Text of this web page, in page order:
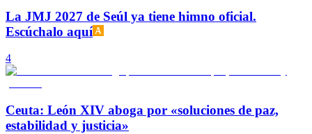
La JMJ 2027 de Seúl ya tiene himno oficial.
Escúchalo aquí
4
Ceuta: León XIV aboga por «soluciones de paz,
estabilidad y justicia»